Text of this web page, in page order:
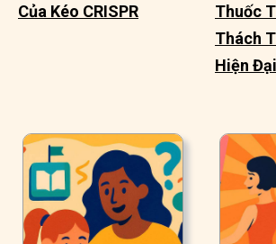
Của Kéo CRISPR
Thuốc
Thách
Hiện Đại